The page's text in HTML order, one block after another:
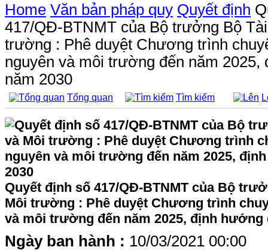
Home Văn bản pháp quy Quyết định
417/QĐ-BTNMT của Bộ trưởng Bộ
trường : Phê duyệt Chương trình
nguyên và môi trường đến năm 2025,
năm 2030
Tổng quan Tìm kiếm
Quyết định số 417/QĐ-BTNMT của Bộ
Môi trường : Phê duyệt Chương trình
và môi trường đến năm 2025, định hướng
Ngày ban hành : 10/03/2021 00:00